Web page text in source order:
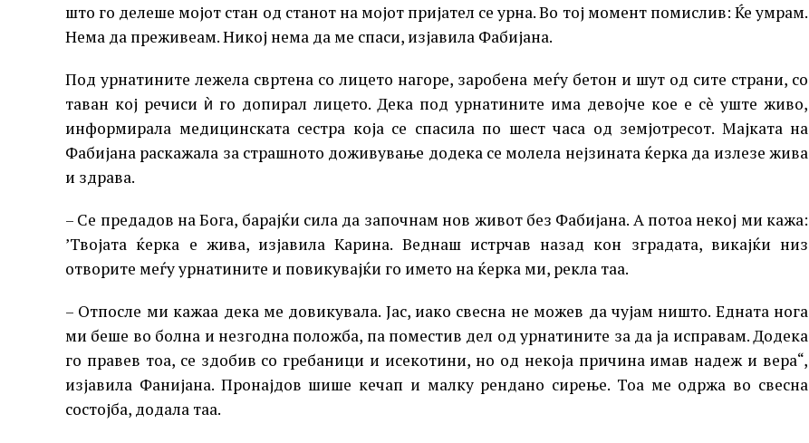
што го делеше мојот стан од станот на мојот пријател се урна. Во тој момент помислив: Ќе умрам.
Нема да преживеам. Никој нема да ме спаси, изјавила Фабијана.
Под урнатините лежела свртена со лицето нагоре, заробена меѓу бетон и шут од сите страни, со
таван кој речиси ѝ го допирал лицето. Дека под урнатините има девојче кое е сè уште живо,
информирала медицинската сестра која се спасила по шест часа од земјотресот. Мајката на
Фабијана раскажала за страшното доживување додека се молела нејзината ќерка да излезе жива
и здрава.
– Се предадов на Бога, барајќи сила да започнам нов живот без Фабијана. А потоа некој ми кажа:
’Твојата ќерка е жива, изјавила Карина. Веднаш истрчав назад кон зградата, викајќи низ
отворите меѓу урнатините и повикувајќи го името на ќерка ми, рекла таа.
– Отпосле ми кажаа дека ме довикувала. Јас, иако свесна не можев да чујам ништо. Едната нога
ми беше во болна и незгодна положба, па поместив дел од урнатините за да ја исправам. Додека
го правев тоа, се здобив со гребаници и исекотини, но од некоја причина имав надеж и вера“,
изјавила Фанијана. Пронајдов шише кечап и малку рендано сирење. Тоа ме одржа во свесна
состојба, додала таа.